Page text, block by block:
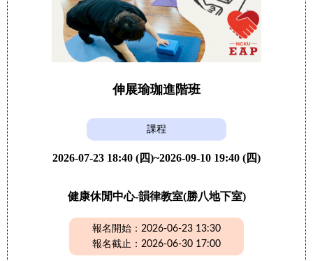
伸展瑜珈進階班
課程
2026-07-23 18:40 (四)~2026-09-10 19:40 (四)
健康休閒中心-韻律教室(勝八地下室)
報名開始：2026-06-23 13:30
報名截止：2026-06-30 17:00